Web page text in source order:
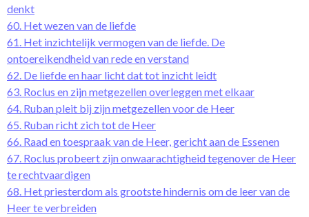
denkt
60. Het wezen van de liefde
61. Het inzichtelijk vermogen van de liefde. De
ontoereikendheid van rede en verstand
62. De liefde en haar licht dat tot inzicht leidt
63. Roclus en zijn metgezellen overleggen met elkaar
64. Ruban pleit bij zijn metgezellen voor de Heer
65. Ruban richt zich tot de Heer
66. Raad en toespraak van de Heer, gericht aan de Essenen
67. Roclus probeert zijn onwaarachtigheid tegenover de Heer
te rechtvaardigen
68. Het priesterdom als grootste hindernis om de leer van de
Heer te verbreiden